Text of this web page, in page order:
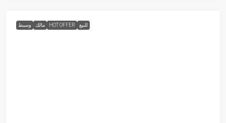
للبيع HOT OFFER مالك وسيط